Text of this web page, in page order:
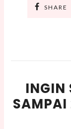
SHARE
INGIN
SAMPAI